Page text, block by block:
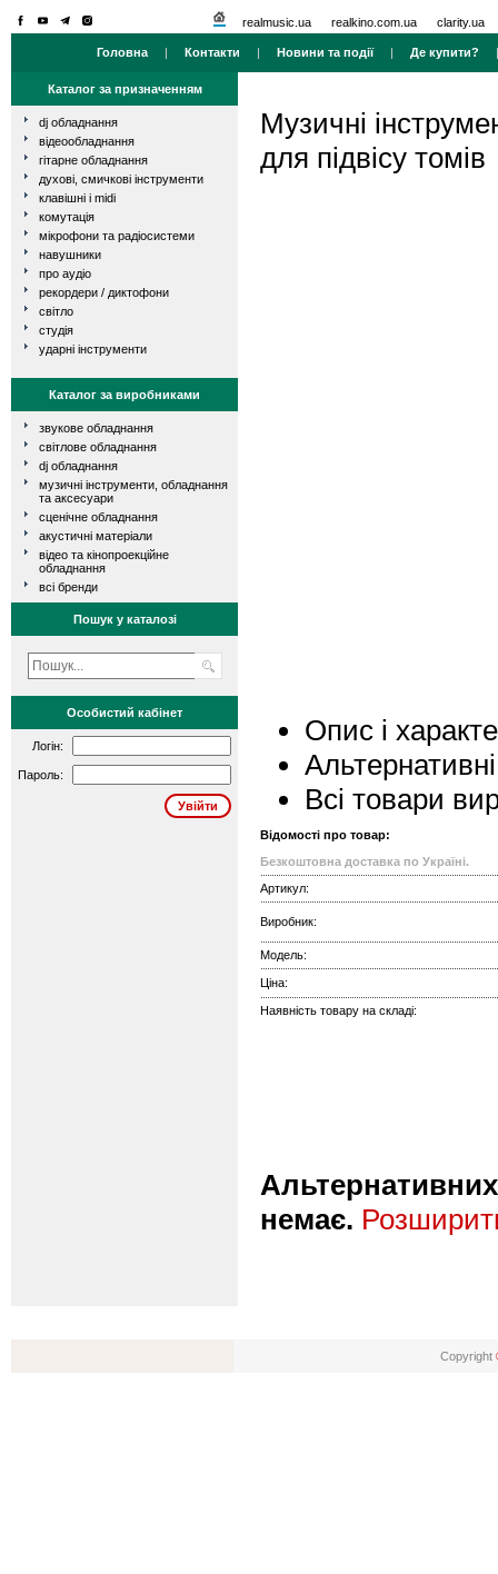
realmusic.ua realkino.com.ua clarity.ua
Головна | Контакти | Новини та події| Де купити?
Каталог за призначенням
dj обладнання
відеообладнання
гітарне обладнання
духові, смичкові інструменти
клавішні і midi
комутація
мікрофони та радіосистеми
навушники
про аудіо
рекордери / диктофони
світло
студія
ударні інструменти
Каталог за виробниками
звукове обладнання
світлове обладнання
dj обладнання
музичні інструменти, обладнання
та аксесуари
сценічне обладнання
акустичні матеріали
відео та кінопроекційне
обладнання
всі бренди
Пошук у каталозі
Особистий кабінет
Логін:
Пароль:
Музичні
для підвісу томів
Опис і
Всі товари
Відомості про товар:
Безкоштовна доставка по Україні.
Артикул:
Виробник:
Модель:
Ціна:
Наявність товару на складі:
Альтернативних
немає.
Copyright